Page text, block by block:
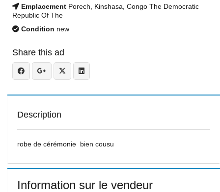
Emplacement Porech, Kinshasa, Congo The Democratic
Republic Of The
Condition new
Share this ad
Description
robe de cérémonie bien cousu
Information sur le vendeur